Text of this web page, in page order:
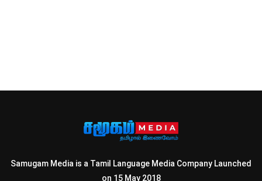
Samugam Media is a Tamil Language Media Company Launched
on 15 May 2018